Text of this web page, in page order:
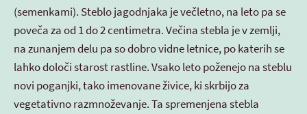
(semenkami). Steblo jagodnjaka je večletno, na leto pa se
poveča za od 1 do 2 centimetra. Večina stebla je v zemlji,
na zunanjem delu pa so dobro vidne letnice, po katerih se
lahko določi starost rastline. Vsako leto poženejo na steblu
novi poganjki, tako imenovane živice, ki skrbijo za
vegetativno razmnoževanje. Ta spremenjena stebla